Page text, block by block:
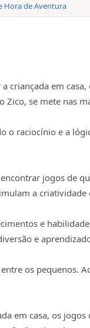
Hora de Aventura
em
se mete nas
raciocínio e a
jogos de
a
e
e
os pequenos.
em casa, os